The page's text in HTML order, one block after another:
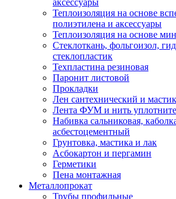
аксессуары
Теплоизоляция на основе
полиэтилена и аксессуары
Теплоизоляция на основе
Стеклоткань, фольгоизол,
стеклопластик
Техпластина резиновая
Паронит листовой
Прокладки
Лен сантехнический и
Лента ФУМ и нить
Набивка сальниковая,
асбестоцементный
Грунтовка, мастика и лак
Асбокартон и пергамин
Герметики
Пена монтажная
Металлопрокат
Трубы профильные